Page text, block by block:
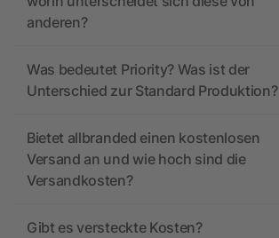
anderen?
Was bedeutet Priority? Was ist der
Unterschied zur Standard Produktion?
Bietet allbranded einen kostenlosen
Versand an und wie hoch sind die
Versandkosten?
Gibt es versteckte Kosten?